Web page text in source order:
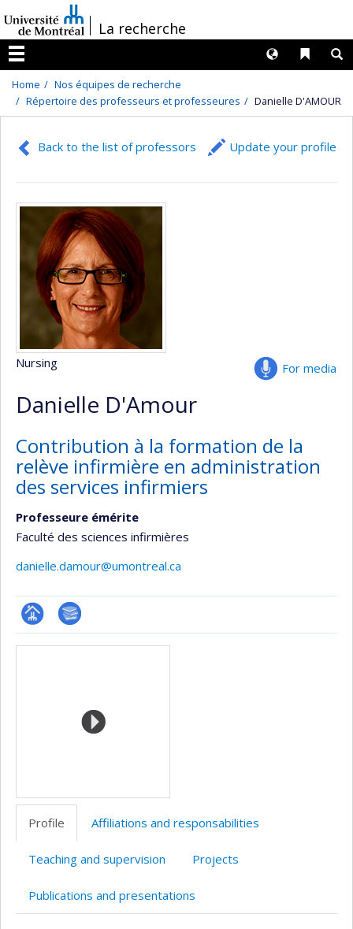
au
contenu
/La recherche
Menu
Liens
Langues
Home
Nos équipes de recherche
Répertoire des professeurs et professeures
Danielle D'AMOUR
Back to the list of professors Update your profile
For media
Nursing
Danielle D'Amour
Contribution à la formation de la
relève infirmière en administration
des services infirmiers
Professeure émérite
Faculté des sciences infirmières
danielle.damour@umontreal.ca
Page Bibliographie
Media
Profile Affiliations and responsabilities
Teaching and supervision Projects
Publications and presentations